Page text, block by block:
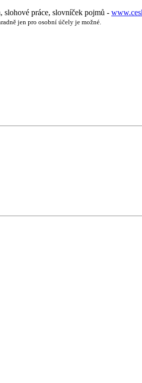
slohové práce, slovníček pojmů -
jen pro osobní účely je možné.